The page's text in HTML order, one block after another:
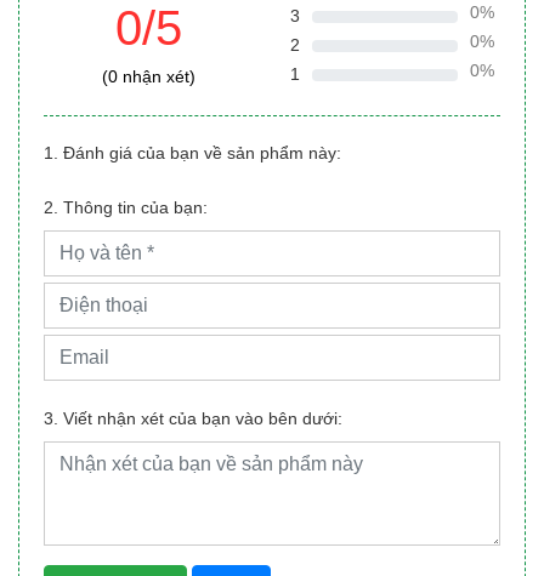
0/5
(0 nhận xét)
3
0%
2
0%
1
0%
1. Đánh giá của bạn về sản phẩm này:
2. Thông tin của bạn:
3. Viết nhận xét của bạn vào bên dưới: